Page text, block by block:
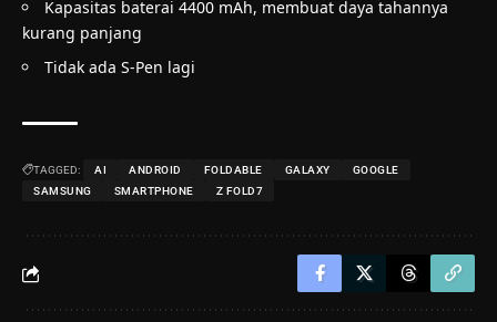
Kapasitas baterai 4400 mAh, membuat daya tahannya
kurang panjang
Tidak ada S-Pen lagi
TAGGED: AI ANDROID FOLDABLE GALAXY
GOOGLE
SAMSUNG
SMARTPHONE Z FOLD7